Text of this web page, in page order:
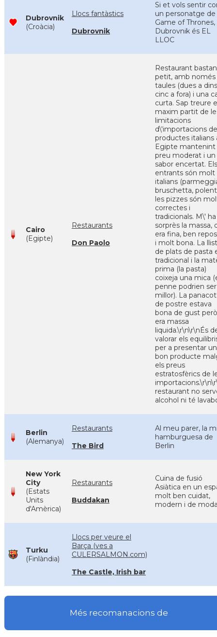
Dubrovnik
(Croàcia)
Llocs fantàstics
Dubrovnik
Si et vols sentir
un personatge de
Game of Thrones,
Dubrovnik és EL
LLOC
Cairo
(Egipte)
Restaurants
Don Paolo
Restaurant
petit, amb
taules (dues a
cinc a fora) i una
curta. Sap treure
maxim partit de
limitacions
d\'importacions de
productes italians
Egipte mantenint
preu moderat i un
sabor encertat. Els
entrants són molt
italians
bruschetta,
les pizzes són
correctes i
tradicionals. M\' ha
sorprès la massa,
era fina, ben
i molt bona. La
de plats de pasta
tradicional i la
prima (la pasta)
coixeja una mica
penne podrien ser
millor). La
de postre estava
bona de gust però
era massa
liquida.\r\n\r\nÉs
valorar els
per a presentar un
bon producte
els preus
estratosfèrics de
restaurant no
alcohol ni té
Berlin
(Alemanya)
Restaurants
The Bird
Al meu parer, la
hamburguesa de
Berlin
New York
City
(Estats
Units
d'Amèrica)
Restaurants
Buddakan
Cuina de fusió
Asiàtica en un
molt ben cuidat,
modern i de
Turku
(Finlàndia)
Llocs per veure el
Barça (ves a
CULERSALMON.com)
The Castle, Irish bar
Més recomanacions de